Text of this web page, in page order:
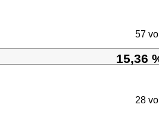
57
15,36
28